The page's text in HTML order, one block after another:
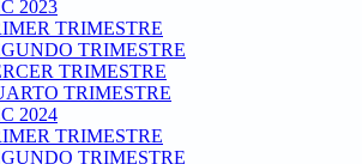
2023
TRIMESTRE
TRIMESTRE
TRIMESTRE
TRIMESTRE
2024
TRIMESTRE
TRIMESTRE